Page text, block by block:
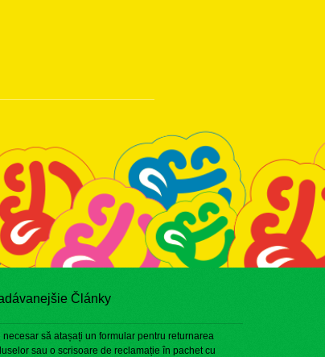
Články
necesar să atașați un formular pentru returnarea
sau o scrisoare de reclamație în pachet cu